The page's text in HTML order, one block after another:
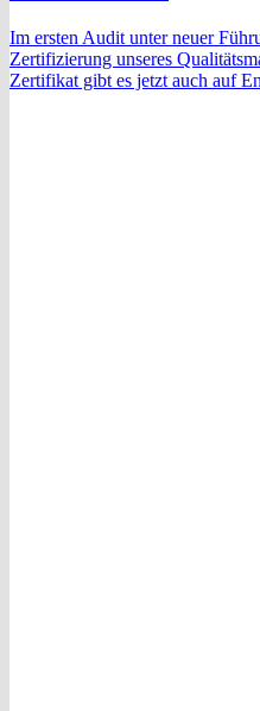
Im ersten Audit unter neuer
Zertifizierung unseres
Zertifikat gibt es jetzt auch auf